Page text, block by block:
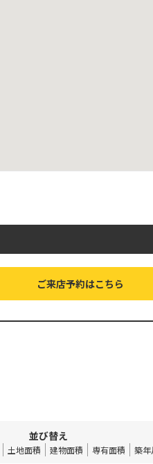
ご来店予約はこちら
並び替え
土地面積 建物面積 専有面積 築年